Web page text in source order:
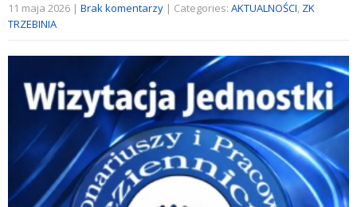
11 maja 2026 | Brak komentarzy | Categories: AKTUALNOŚCI, ZK
TRZEBINIA